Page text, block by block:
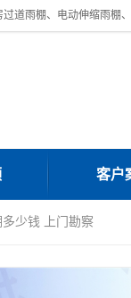
客户
少钱 上门勘察